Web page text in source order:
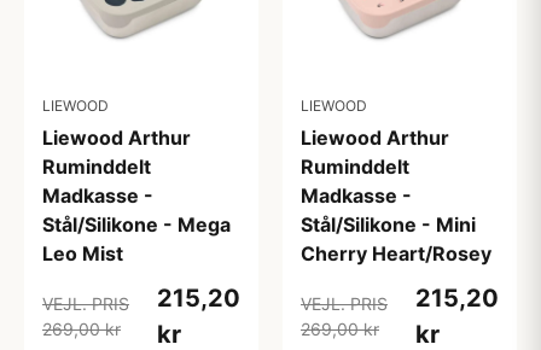
LIEWOOD
Liewood Arthur
Ruminddelt
Madkasse -
Stål/Silikone - Mega
Leo Mist
VEJL. PRIS
269,00 kr
215,20
kr
LIEWOOD
Liewood Arthur
Ruminddelt
Madkasse -
Stål/Silikone - Mini
Cherry Heart/Rosey
VEJL. PRIS
269,00 kr
215,20
kr